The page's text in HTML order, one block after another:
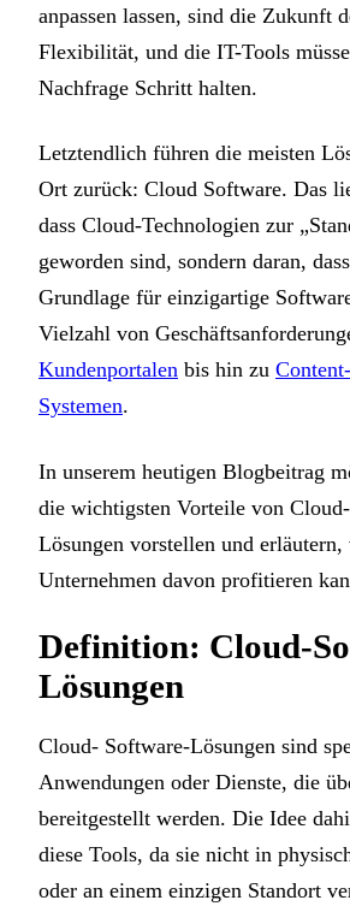
anpassen lassen, sind die Zukunft
Flexibilität, und die IT-Tools
Nachfrage Schritt halten.
Letztendlich führen die meisten
Ort zurück: Cloud Software. Das
dass Cloud-Technologien zur
geworden sind, sondern daran,
Grundlage für einzigartige
Vielzahl von
Kundenportalen bis hin zu
Systemen.
In unserem heutigen Blogbeitrag
die wichtigsten Vorteile von
Lösungen vorstellen und
Unternehmen davon profitieren
Definition: Cloud-
Lösungen
Cloud- Software-Lösungen sind
Anwendungen oder Dienste, die
bereitgestellt werden. Die Idee
diese Tools, da sie nicht in
oder an einem einzigen Standort